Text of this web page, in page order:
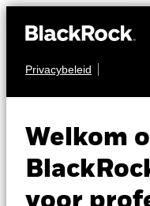
Privacybeleid
Welkom
VASTGOED
Real
Fund (IE)